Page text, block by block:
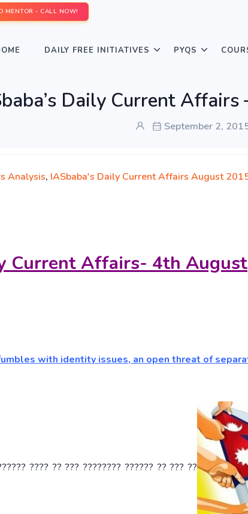
MENTOR - CALL NOW!
DAILY FREE INITIATIVES PYQS
Daily Current Affairs
September 2,
Analysis, IASbaba's Daily Current Affairs August
Current Affairs- 4th
with identity issues, an open threat of
???? ?? ??? ???????? ?????? ?? ??? ??